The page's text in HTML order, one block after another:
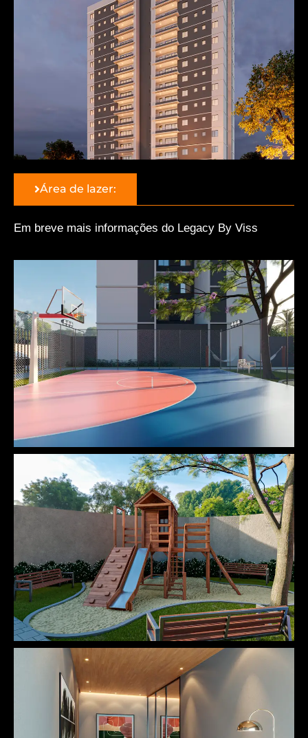
Área de lazer:
Em breve mais informações do Legacy By Viss